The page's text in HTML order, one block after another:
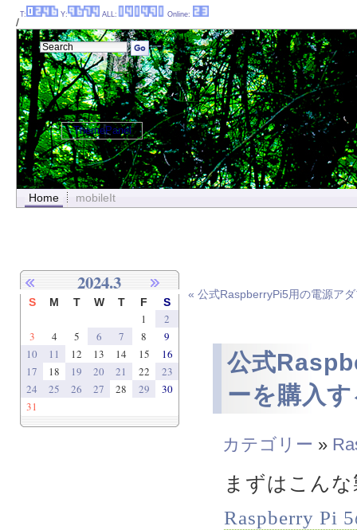
/
Home mobileIt
« 公式RaspberryPi5用の電源ア
公式
ーを購入
カテゴリー »
まずはこん
Raspberry Pi
2024.3
S M T W T F S
1
2
3
4 5 6 7 8
9
10
11 12 13 14 15
16
17
18 19 20 21 22
23
24
25 26 27 28 29
30
31
T: Y: ALL: Online:
ThemePanel